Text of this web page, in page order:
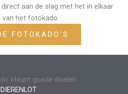
aan de slag met het in elkaar
van het fotokado
FOTOKADO'S
steunt goede doelen
DIERENLOT